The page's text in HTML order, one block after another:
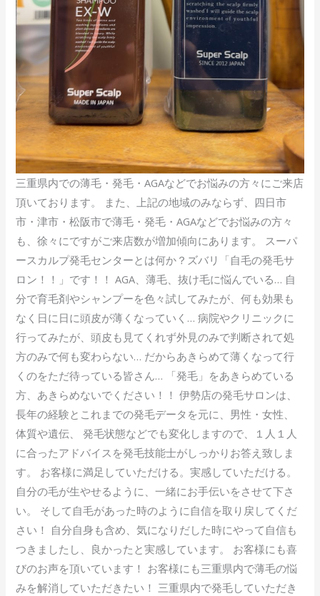
三重県内での薄毛・発毛・AGAなどでお悩みの方々にご来店
頂いております。 また、上記の地域のみならず、四日市
市・津市・松阪市で薄毛・発毛・AGAなどでお悩みの方々
も、徐々にですがご来店数が増加傾向にあります。 スーパ
ースカルプ発毛センターとは何か？ズバリ「自毛の発毛サ
ロン！！」です！！ AGA、薄毛、抜け毛に悩んでいる… 自
分で育毛剤やシャンプーを色々試してみたが、何も効果も
なく日に日に頭皮が薄くなっていく… 病院やクリニックに
行ってみたが、頭皮も見てくれず外見のみで判断されて処
方のみで何も変わらない… だからあきらめて薄くなって行
くのをただ待っている皆さん… 「発毛」をあきらめている
方、あきらめないでください！！ 伊勢店の発毛サロンは、
長年の経験とこれまでの発毛データを元に、男性・女性、
体質や遺伝、 発毛状態などでも変化しますので、１人１人
に合ったアドバイスを発毛技能士がしっかりお答え致しま
す。 お客様に満足していただける。実感していただける。
自分の毛が生やせるように、一緒にお手伝いをさせて下さ
い。 そして自毛があった時のように自信を取り戻してくだ
さい！ 自分自身も含め、気になりだした時にやって自信も
つきましたし、良かったと実感しています。 お客様にも喜
びのお声を頂いています！ お客様にも三重県内で薄毛の悩
みを解消していただきたい！ 三重県内で発毛していただき